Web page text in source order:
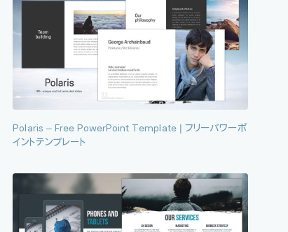
Polaris – Free PowerPoint Template | フリーパワーポ
イントテンプレート